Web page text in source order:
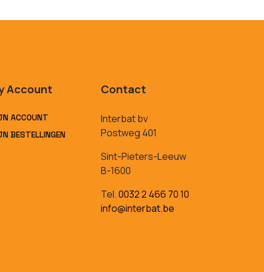
Account
ACCOUNT
BESTELLINGEN
Contact
Interbat bv
Postweg 401
Sint-Pieters-Leeuw
B-1600
Tel.0032 2 466 70 10
info@interbat.be